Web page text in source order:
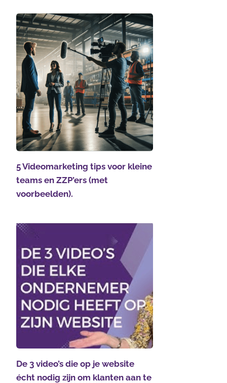
5 Videomarketing tips voor kleine
teams en ZZP’ers (met
voorbeelden).
De 3 video’s die op je website
écht nodig zijn om klanten aan te